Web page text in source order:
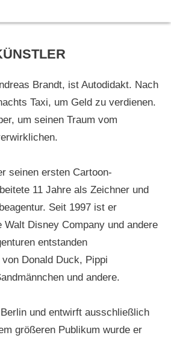
Brandt, ist Autodidakt. Nach
Taxi, um Geld zu verdienen.
um seinen Traum vom
seinen ersten Cartoon-
11 Jahre als Zeichner und
Seit 1997 ist er
Walt Disney Company und andere
entstanden
Donald Duck, Pippi
und andere.
und entwirft ausschließlich
größeren Publikum wurde er